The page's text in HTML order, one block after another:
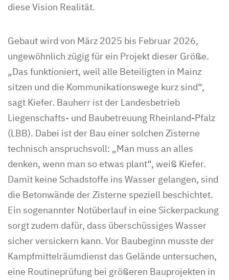
diese Vision Realität.
Gebaut wird von März 2025 bis Februar 2026,
ungewöhnlich zügig für ein Projekt dieser Größe.
„Das funktioniert, weil alle Beteiligten in Mainz
sitzen und die Kommunikationswege kurz sind“,
sagt Kiefer. Bauherr ist der Landesbetrieb
Liegenschafts- und Baubetreuung Rheinland-Pfalz
(LBB). Dabei ist der Bau einer solchen Zisterne
technisch anspruchsvoll: „Man muss an alles
denken, wenn man so etwas plant“, weiß Kiefer.
Damit keine Schadstoffe ins Wasser gelangen, sind
die Betonwände der Zisterne speziell beschichtet.
Ein sogenannter Notüberlauf in eine Sickerpackung
sorgt zudem dafür, dass überschüssiges Wasser
sicher versickern kann. Vor Baubeginn musste der
Kampfmittelräumdienst das Gelände untersuchen,
eine Routineprüfung bei größeren Bauprojekten in